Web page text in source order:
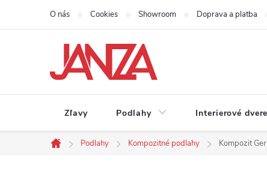
Prejsť na obsah
O nás Cookies Showroom Doprava a platba
Zľavy Podlahy Interierové dvere
Domov
Podlahy Kompozitné podlahy Kompozit